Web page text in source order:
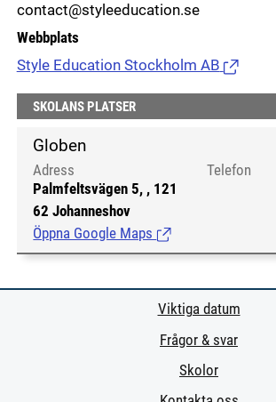
contact@styleeducation.se
Webbplats
Style Education Stockholm AB (Länk
SKOLANS PLATSER
Globen
Adress
Palmfeltsvägen 5, , 121
62 Johanneshov
Öppna Google Maps (Länk till extern sida.)
Telefon
Viktiga datum
Frågor & svar
Skolor